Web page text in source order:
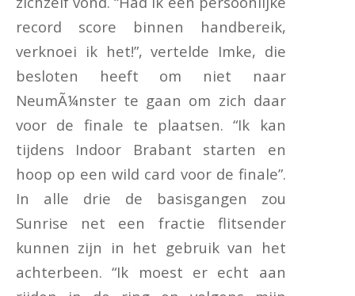
record score binnen handbereik,
verknoei ik het!”, vertelde Imke, die
besloten heeft om niet naar
NeumÃ¼nster te gaan om zich daar
voor de finale te plaatsen. “Ik kan
tijdens Indoor Brabant starten en
hoop op een wild card voor de finale”.
In alle drie de basisgangen zou
Sunrise net een fractie flitsender
kunnen zijn in het gebruik van het
achterbeen. “Ik moest er echt aan